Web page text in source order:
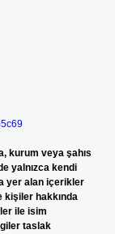
kurum veya şahıs
yalnızca kendi
yer alan içerikler
kişiler hakkında
ile isim
taslak